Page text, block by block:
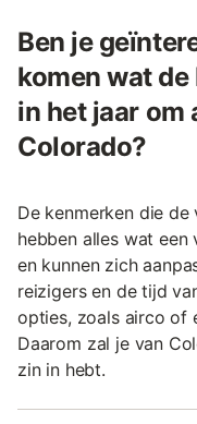
Ben je
komen wat
in het jaar om
Colorado?
De kenmerken die
hebben alles wat
en kunnen zich
reizigers en de tijd
opties, zoals airco of
Daarom zal je van
zin in hebt.